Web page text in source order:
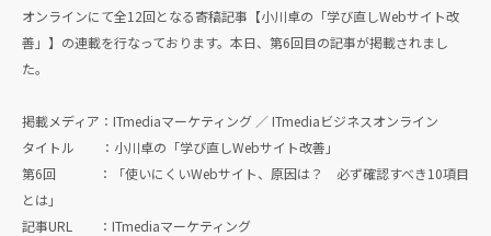
オンラインにて全12回となる寄稿記事【小川卓の「学び直しWebサイト改
善」】の連載を行なっております。本日、第6回目の記事が掲載されまし
た。
掲載メディア：ITmediaマーケティング ／ ITmediaビジネスオンライン
タイトル ：小川卓の「学び直しWebサイト改善」
第6回 ：「使いにくいWebサイト、原因は？ 必ず確認すべき10項目
とは」
記事URL ：ITmediaマーケティング